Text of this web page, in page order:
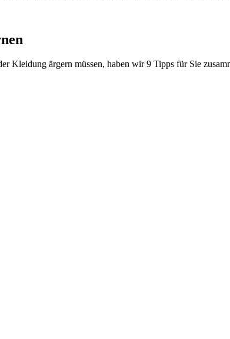
Kleidung ärgern müssen, haben wir 9 Tipps für Sie